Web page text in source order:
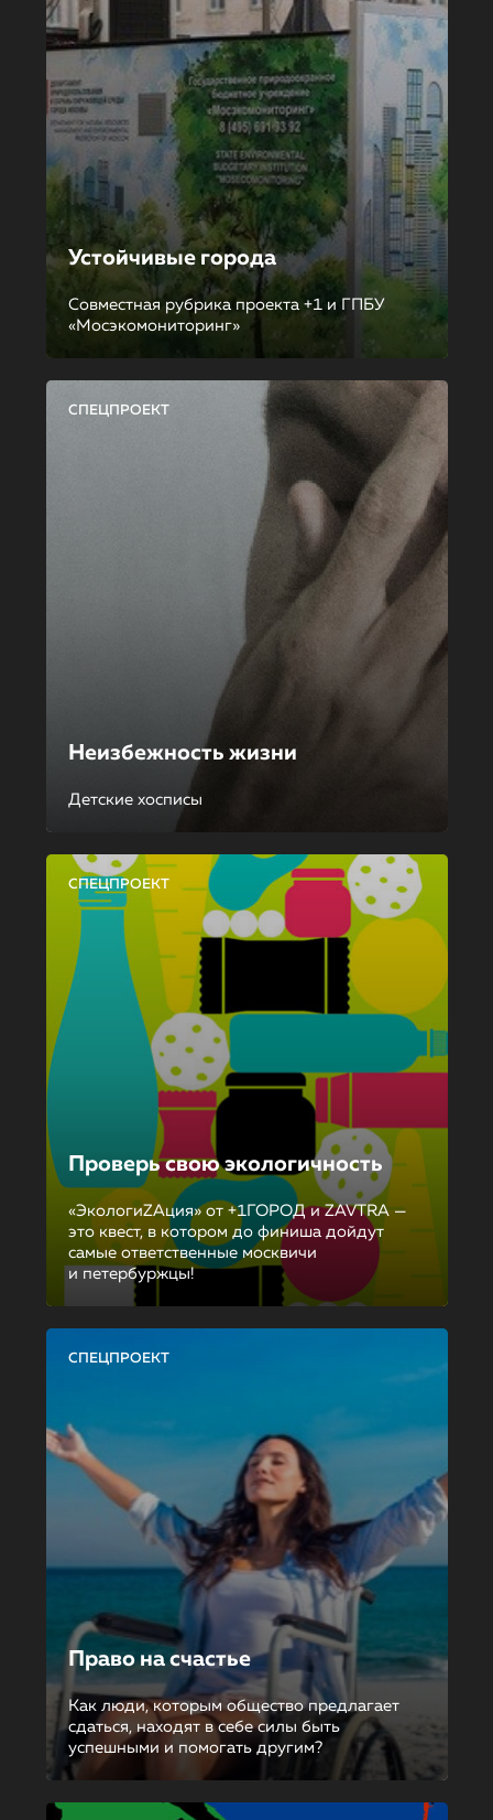
Устойчивые города
Совместная рубрика проекта +1 и ГПБУ
«Мосэкомониторинг»
СПЕЦПРОЕКТ
Неизбежность жизни
Детские хосписы
СПЕЦПРОЕКТ
Проверь свою экологичность
«ЭкологиZAция» от +1ГОРОД и ZAVTRA —
это квест, в котором до финиша дойдут
самые ответственные москвичи
и петербуржцы!
СПЕЦПРОЕКТ
Право на счастье
Как люди, которым общество предлагает
сдаться, находят в себе силы быть
успешными и помогать другим?